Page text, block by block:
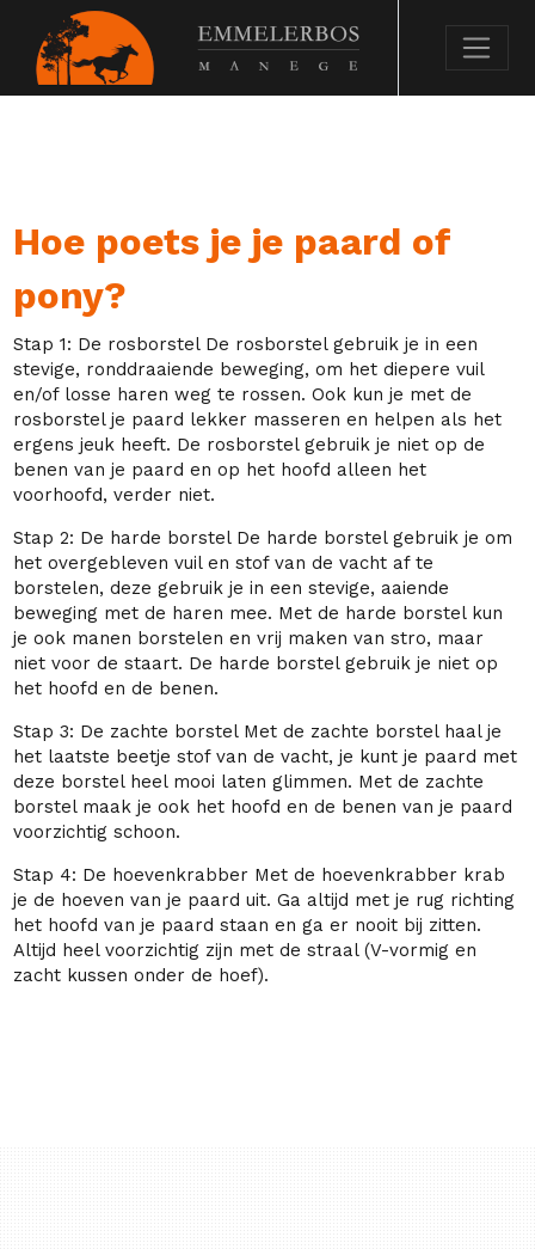
Hoe poets je je paard of
pony?
Stap 1: De rosborstel De rosborstel gebruik je in een
stevige, ronddraaiende beweging, om het diepere vuil
en/of losse haren weg te rossen. Ook kun je met de
rosborstel je paard lekker masseren en helpen als het
ergens jeuk heeft. De rosborstel gebruik je niet op de
benen van je paard en op het hoofd alleen het
voorhoofd, verder niet.
Stap 2: De harde borstel De harde borstel gebruik je om
het overgebleven vuil en stof van de vacht af te
borstelen, deze gebruik je in een stevige, aaiende
beweging met de haren mee. Met de harde borstel kun
je ook manen borstelen en vrij maken van stro, maar
niet voor de staart. De harde borstel gebruik je niet op
het hoofd en de benen.
Stap 3: De zachte borstel Met de zachte borstel haal je
het laatste beetje stof van de vacht, je kunt je paard met
deze borstel heel mooi laten glimmen. Met de zachte
borstel maak je ook het hoofd en de benen van je paard
voorzichtig schoon.
Stap 4: De hoevenkrabber Met de hoevenkrabber krab
je de hoeven van je paard uit. Ga altijd met je rug richting
het hoofd van je paard staan en ga er nooit bij zitten.
Altijd heel voorzichtig zijn met de straal (V-vormig en
zacht kussen onder de hoef).